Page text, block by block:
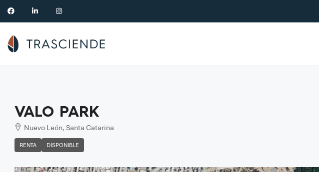
VALO PARK
Nuevo León, Santa Catarina
RENTA DISPONIBLE